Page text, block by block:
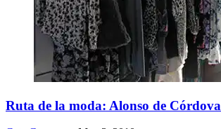
Ruta de la moda: Alonso de Córdova